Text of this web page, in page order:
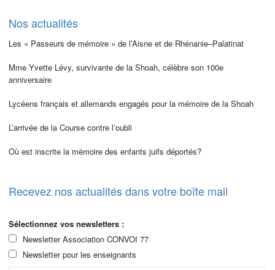
Nos actualités
Les « Passeurs de mémoire » de l’Aisne et de Rhénanie–Palatinat
Mme Yvette Lévy, survivante de la Shoah, célèbre son 100e
anniversaire
Lycéens français et allemands engagés pour la mémoire de la Shoah
L’arrivée de la Course contre l’oubli
Où est inscrite la mémoire des enfants juifs déportés?
Recevez nos actualités dans votre boîte mail
Sélectionnez vos newsletters :
Newsletter Association CONVOI 77
Newsletter pour les enseignants